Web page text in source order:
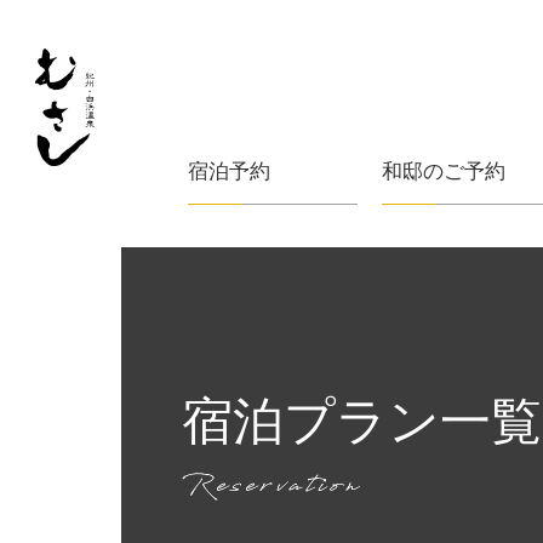
宿泊予約 和邸のご予約
宿泊プラン一覧